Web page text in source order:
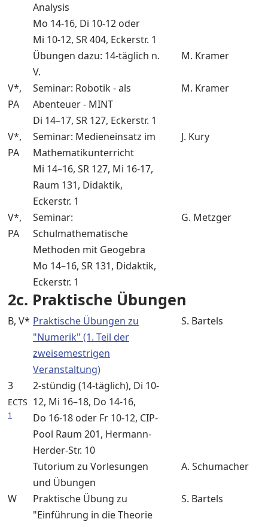
Analysis
Mo 14-16, Di 10-12 oder
Mi 10-12, SR 404, Eckerstr. 1
Übungen dazu: 14-täglich n.
V.
M. Kramer
V*,
PA
Seminar: Robotik - als
Abenteuer - MINT
M. Kramer
Di 14–17, SR 127, Eckerstr. 1
V*,
PA
Seminar: Medieneinsatz im
Mathematikunterricht
J. Kury
Mi 14–16, SR 127, Mi 16-17,
Raum 131, Didaktik,
Eckerstr. 1
V*,
PA
Seminar:
Schulmathematische
Methoden mit Geogebra
G. Metzger
Mo 14–16, SR 131, Didaktik,
Eckerstr. 1
2c. Praktische Übungen
B, V* Praktische Übungen zu
"Numerik" (1. Teil der
zweisemestrigen
Veranstaltung)
S. Bartels
3
ECTS
1
2-stündig (14-täglich), Di 10-
12, Mi 16–18, Do 14-16,
Do 16-18 oder Fr 10-12, CIP-
Pool Raum 201, Hermann-
Herder-Str. 10
Tutorium zu Vorlesungen
und Übungen
A. Schumacher
W
Praktische Übung zu
"Einführung in die Theorie
S. Bartels